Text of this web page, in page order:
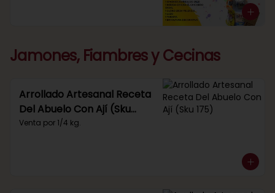
Jamones, Fiambres y Cecinas
Arrollado Artesanal Receta
Del Abuelo Con Ají (Sku
175)
Venta por 1/4 kg.